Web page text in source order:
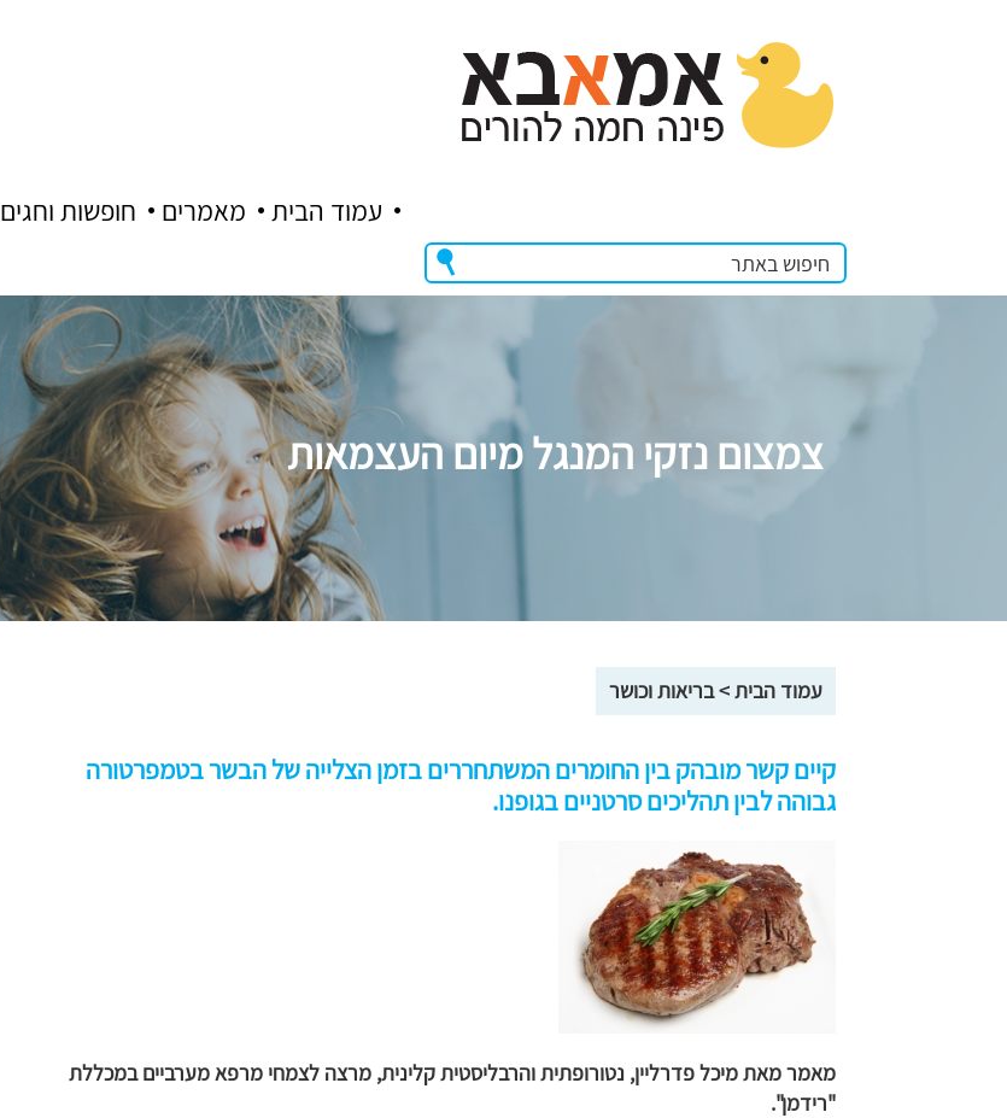
חופשות וחגים מאמרים עמוד הבית
צמצום נזקי המנגל מיום העצמאות
עמוד הבית>בריאות וכושר
קיים קשר מובהק בין החומרים המשתחררים בזמן הצלייה של הבשר בטמפרטורה
גבוהה לבין תהליכים סרטניים בגופנו.
מאמר מאת מיכל פדרליין, נטורופתית והרבליסטית קלינית, מרצה לצמחי מרפא מערביים במכללת
"רידמן".